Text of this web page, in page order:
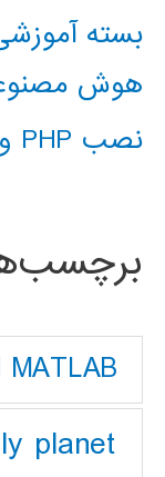
بسته
هوش
نصب PHP و composer در ویندوز 10
planet